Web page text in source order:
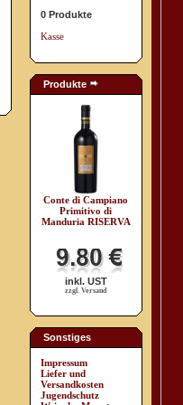
0 Produkte
Kasse
Produkte
Conte di Campiano
Primitivo di
Manduria RISERVA
inkl. UST
zzgl. Versand
Sonstiges
Impressum
Liefer und
Versandkosten
Jugendschutz